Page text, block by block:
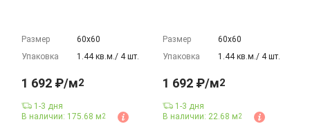
Размер
60х60
Упаковка
1.44 кв.м./ 4 шт.
1 692 ₽/м2
1-3 дня
В наличии: 175.68 м2
Размер
60х60
Упаковка
1.44 кв.м./ 4 шт.
1 692 ₽/м2
1-3 дня
В наличии: 22.68 м2